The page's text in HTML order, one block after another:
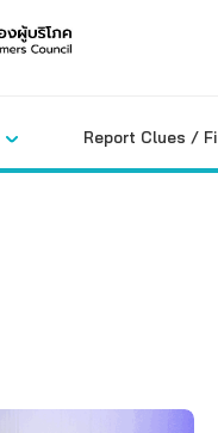
Report Clues /